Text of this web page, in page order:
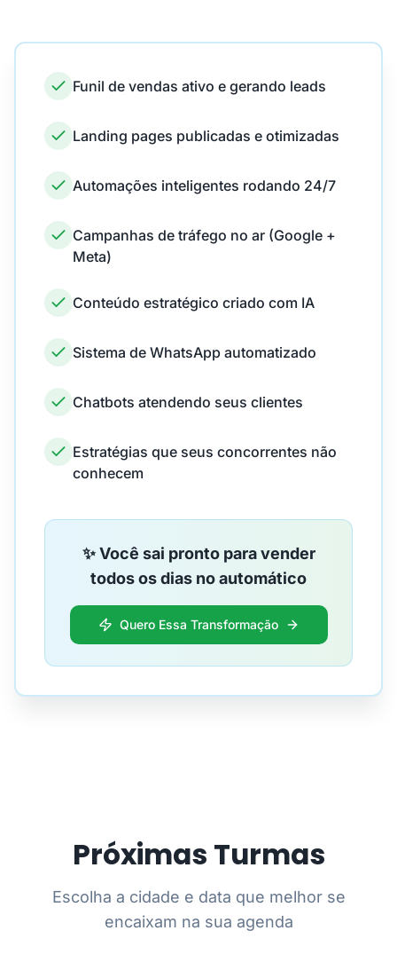
Funil de vendas ativo e gerando leads
Landing pages publicadas e otimizadas
Automações inteligentes rodando 24/7
Campanhas de tráfego no ar (Google +
Meta)
Conteúdo estratégico criado com IA
Sistema de WhatsApp automatizado
Chatbots atendendo seus clientes
Estratégias que seus concorrentes não
conhecem
✨ Você sai pronto para vender
todos os dias no automático
Quero Essa Transformação
Próximas Turmas
Escolha a cidade e data que melhor se
encaixam na sua agenda